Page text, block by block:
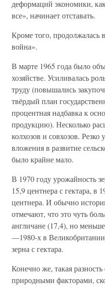
деформаций экономики,
все», начинает отставать.
Кроме того, продолжалась
война».
В марте 1965 года было
хозяйстве. Усиливалась
труду (повышались
твёрдый план
процентная надбавка к
продукцию). Несколько
колхозов и совхозов.
вложения в развитие
было крайне мало.
В 1970 году урожайность
15,9 центнера с гектара, в
центнера. И обычно
отмечают, что это чуть
англичане (17,4), но
—1980-х в
зерна с гектара.
Конечно же, такая разность
природными факторами,